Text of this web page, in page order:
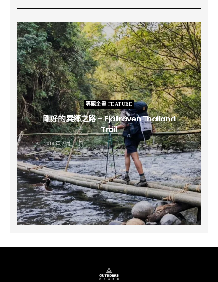
專題企畫 FEATURE
剛好的異鄉之路 – Fjällräven Thailand
Trail
B 2019 年 2 月 12 日